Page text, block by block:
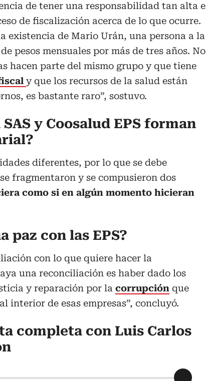
de tener una responsabilidad tan alta e
de fiscalización acerca de lo que ocurre.
existencia de Mario Urán, una persona a la
pesos mensuales por más de tres años. No
hacen parte del mismo grupo y que tiene
y que los recursos de la salud están
es bastante raro”, sostuvo.
y Coosalud EPS forman
diferentes, por lo que se debe
fragmentaron y se compusieron dos
como si en algún momento hicieran
paz con las EPS?
con lo que quiere hacer la
una reconciliación es haber dado los
y reparación por la corrupción que
interior de esas empresas”, concluyó.
completa con Luis Carlos